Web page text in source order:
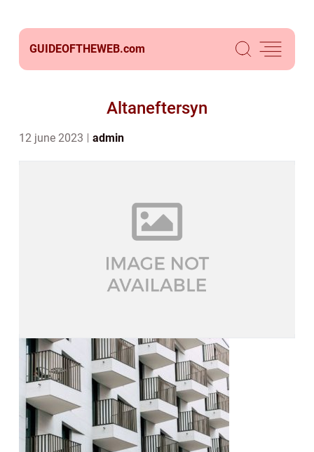
GUIDEOFTHEWEB.com
Altaneftersyn
12 june 2023 admin